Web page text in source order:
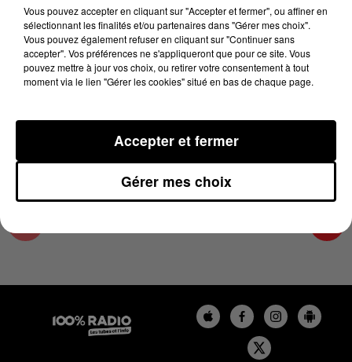
30 novembre 2025 - 1 min 14 sec
L'AGENDA DE L'ARIEGE DU 30/11/2025 À
07H42
L'agenda de l'Ariege
Vous pouvez accepter en cliquant sur "Accepter et fermer", ou affiner en
sélectionnant les finalités et/ou partenaires dans "Gérer mes choix".
Vous pouvez également refuser en cliquant sur "Continuer sans
accepter". Vos préférences ne s'appliqueront que pour ce site. Vous
pouvez mettre à jour vos choix, ou retirer votre consentement à tout
moment via le lien "Gérer les cookies" situé en bas de chaque page.
Gérer mes choix
Accepter et fermer